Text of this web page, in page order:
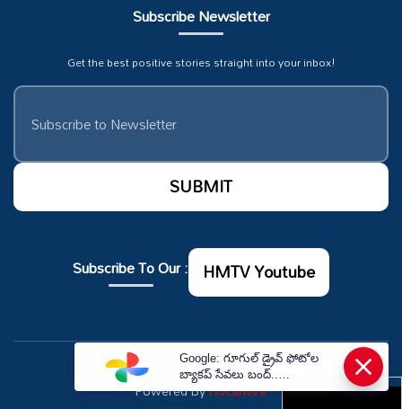
Subscribe Newsletter
Get the best positive stories straight into your inbox!
Subscribe To Our : HMTV Youtube
© Copyrights 2026. All rights reserved.
Powered ByHocalwire
×
Google: గూగుల్ డ్రైవ్ ఫోటోల
బ్యాకప్ సేవలు బంద్..
తీసుకోవాల్సిన జాగ్రత్తలు ఇవే.! |